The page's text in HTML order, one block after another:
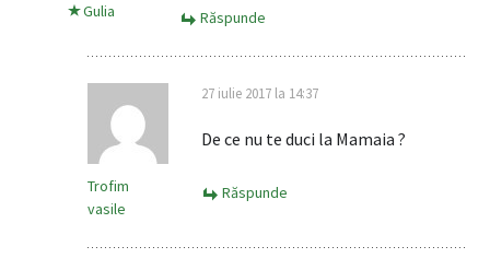
Gulia Răspunde
Trofim
vasile
27 iulie 2017 la 14:37
De ce nu te duci la Mamaia ?
Răspunde